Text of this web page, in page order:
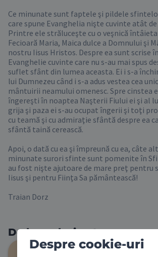
Ce minunate sunt faptele şi pildele
care spune Evanghelia nişte cuvinte atât
Printre ele străluceşte cu o veşnică
Fecioară Maria, Maica dulce a Domnului şi
nostru Iisus Hristos. Despre ea sunt scrise
Evanghelie cuvinte care nu s-au mai spus
suflet sfânt din lumea aceasta. Ei i s-a
lui Dumnezeu când i s-a adus vestea cea
mântuirii neamului omenesc. Spre cinstea
îngereşti în noaptea Naşterii Fiului ei şi al
grija şi paza ei s-au ocupat îngerii şi toţi
cu teamă şi cu admiraţie sfântă despre ea
sfântă taină cerească.
Apoi, o dată cu ea şi împreună cu ea, câte
minunate surori sfinte sunt pomenite în
au fost nişte ajutoare de mare preţ pentru
Iisus şi pentru Fiinţa Sa pământească!
Traian Dorz
De la același autor
Despre cookie-uri